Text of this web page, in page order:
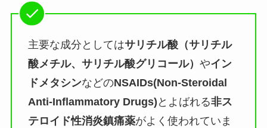
主要な成分としてはサリチル酸（サリチル
酸メチル、サリチル酸グリコール） やイン
ドメタシンなどのNSAIDs(Non-Steroidal
Anti-Inflammatory Drugs) とよばれる非ス
テロイド性消炎鎮痛薬がよく使われていま